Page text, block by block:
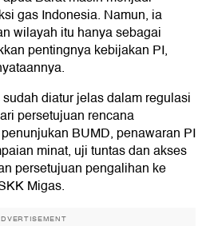
gas Indonesia. Namun, ia
wilayah itu hanya sebagai
pentingnya kebijakan PI,
diatur jelas dalam regulasi
persetujuan rencana
BUMD, penawaran PI
minat, uji tuntas dan akses
persetujuan pengalihan ke
Migas.